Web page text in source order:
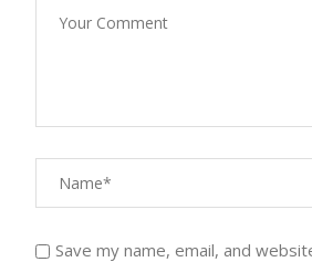
Save my name, email, and